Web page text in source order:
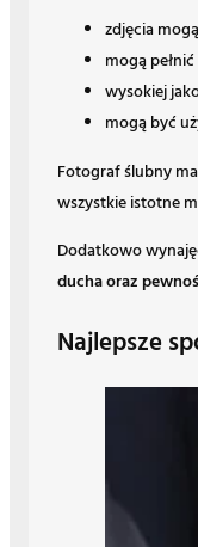
zdjęcia
mogą
wysokiej
mogą być
Fotograf ślubny
wszystkie istotne
Dodatkowo
ducha oraz
Najlepsze